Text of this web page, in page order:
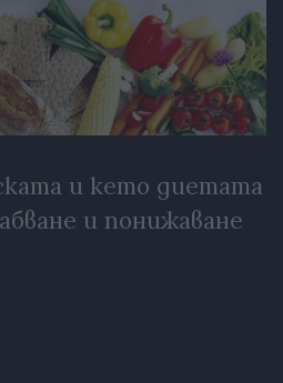
и кето диетата
и понижаване